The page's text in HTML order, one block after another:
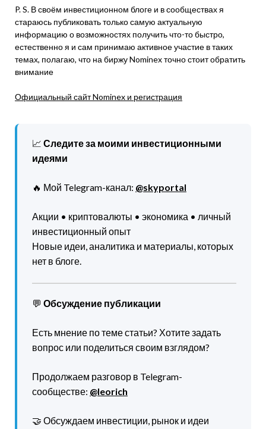
P. S. В своём инвестиционном блоге и в сообществах я
стараюсь публиковать только самую актуальную
информацию о возможностях получить что-то быстро,
естественно я и сам принимаю активное участие в таких
темах, полагаю, что на биржу Nominex точно стоит обратить
внимание
Официальный сайт Nominex и регистрация
📈 Следите за моими инвестиционными
идеями
🔥 Мой Telegram-канал: @skyportal
Акции • криптовалюты • экономика • личный
инвестиционный опыт
Новые идеи, аналитика и материалы, которых
нет в блоге.
💬 Обсуждение публикации
Есть мнение по теме статьи? Хотите задать
вопрос или поделиться своим взглядом?
Продолжаем разговор в Telegram-
сообществе: @leorich
🤝 Обсуждаем инвестиции, рынок и идеи